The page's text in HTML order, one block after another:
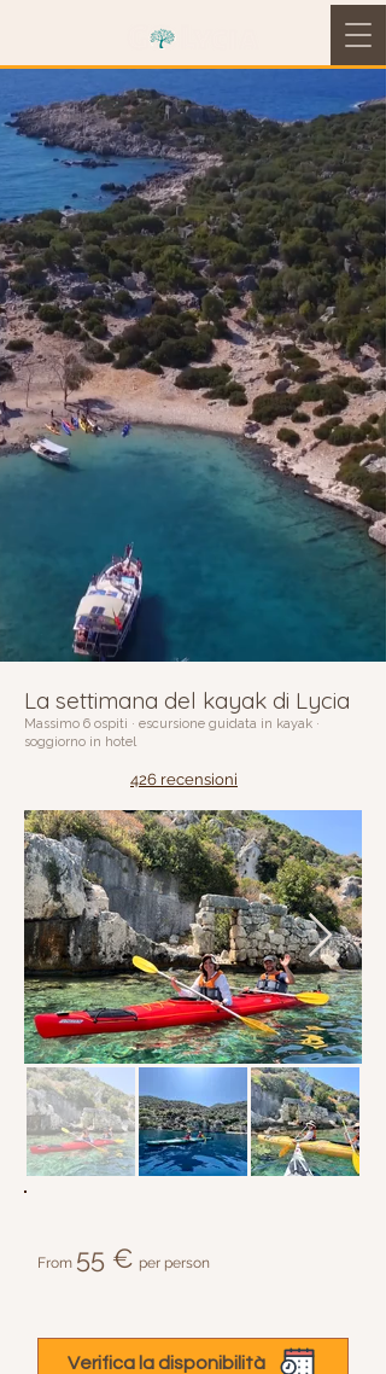
La settimana del kayak di Lycia
Massimo 6 ospiti · escursione guidata in kayak ·
soggiorno in hotel
426 recensioni
From 55 € per person
Verifica la disponibilità